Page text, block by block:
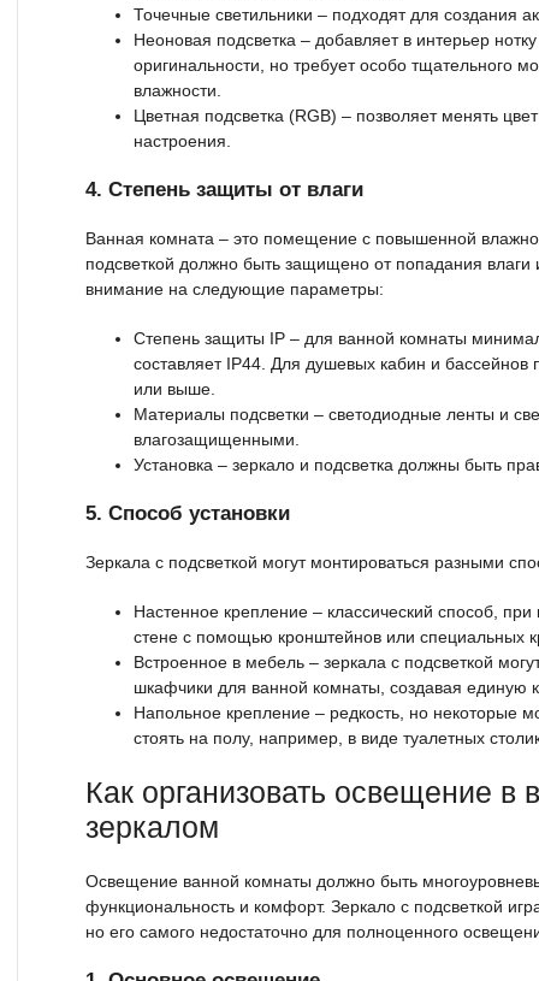
Точечные светильники – подходят для создания
Неоновая подсветка – добавляет в интерьер
оригинальности, но требует особо тщательного
влажности.
Цветная подсветка (RGB) – позволяет менять
настроения.
4. Степень защиты от влаги
Ванная комната – это помещение с повышенной
подсветкой должно быть защищено от попадания
внимание на следующие параметры:
Степень защиты IP – для ванной комнаты
составляет IP44. Для душевых кабин и
или выше.
Материалы подсветки – светодиодные ленты и
влагозащищенными.
Установка – зеркало и подсветка должны быть
5. Способ установки
Зеркала с подсветкой могут монтироваться разными
Настенное крепление – классический способ, при
стене с помощью кронштейнов или специальных
Встроенное в мебель – зеркала с подсветкой
шкафчики для ванной комнаты, создавая единую
Напольное крепление – редкость, но некоторые
стоять на полу, например, в виде туалетных
Как организовать освещение в
зеркалом
Освещение ванной комнаты должно быть
функциональность и комфорт. Зеркало с подсветкой
но его самого недостаточно для полноценного